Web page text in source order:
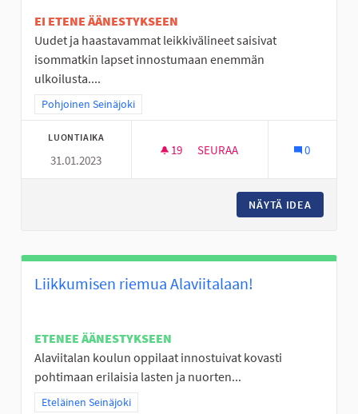
EI ETENE ÄÄNESTYKSEEN
Uudet ja haastavammat leikkivälineet saisivat
isommatkin lapset innostumaan enemmän
ulkoilusta....
Rajaa tulokset teeman mukaan: Pohjoinen Seinäjoki
Pohjoinen Seinäjoki
LUONTIAIKA
31.01.2023
19 19 SEURAAJAA
SEURAA 0
NÄYTÄ IDEA
Liikkumisen riemua Alaviitalaan!
ETENEE ÄÄNESTYKSEEN
Alaviitalan koulun oppilaat innostuivat kovasti
pohtimaan erilaisia lasten ja nuorten...
Rajaa tulokset teeman mukaan: Eteläinen Seinäjoki
Eteläinen Seinäjoki